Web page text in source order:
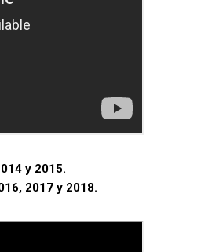
y 2015.
2017 y 2018.